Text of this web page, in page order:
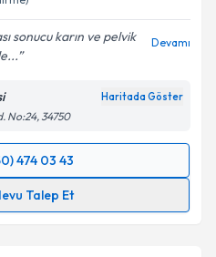
ilişkin
kabul ediyorum.
Gönder
sonucu karın ve pelvik
Devamı
Haritada Göster
No:24, 34750
474 03 43
Talep Et